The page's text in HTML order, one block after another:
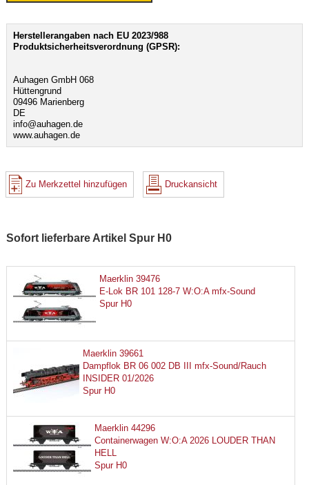
Herstellerangaben nach EU 2023/988
Produktsicherheitsverordnung (GPSR):
Auhagen GmbH 068
Hüttengrund
09496 Marienberg
DE
info@auhagen.de
www.auhagen.de
Zu Merkzettel hinzufügen Druckansicht
Sofort lieferbare Artikel Spur H0
Maerklin 39476
E-Lok BR 101 128-7 W:O:A mfx-Sound
Spur H0
Maerklin 39661
Dampflok BR 06 002 DB III mfx-Sound/Rauch
INSIDER 01/2026
Spur H0
Maerklin 44296
Containerwagen W:O:A 2026 LOUDER THAN
HELL
Spur H0